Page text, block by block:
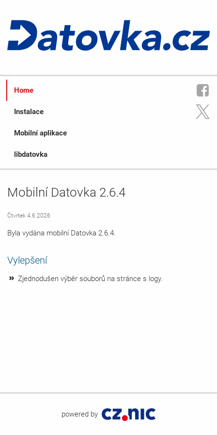
Home
Instalace
Mobilní aplikace
libdatovka
Mobilní Datovka 2.6.4
Čtvrtek 4.6.2026
Byla vydána mobilní Datovka 2.6.4.
Vylepšení
Zjednodušen výběr souborů na stránce s logy.
powered by